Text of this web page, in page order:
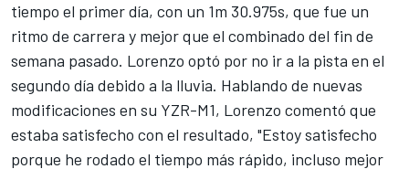
tiempo el primer día, con un 1m 30.975s, que fue un
ritmo de carrera y mejor que el combinado del fin de
semana pasado. Lorenzo optó por no ir a la pista en el
segundo día debido a la lluvia. Hablando de nuevas
modificaciones en su YZR-M1, Lorenzo comentó que
estaba satisfecho con el resultado, "Estoy satisfecho
porque he rodado el tiempo más rápido, incluso mejor